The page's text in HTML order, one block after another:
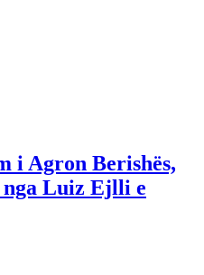
i Agron Berishës,
Luiz Ejlli e